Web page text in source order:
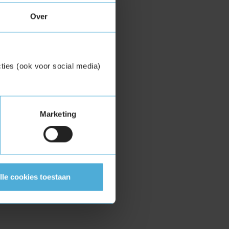
Over
(ook voor social media)
Marketing
cookies toestaan